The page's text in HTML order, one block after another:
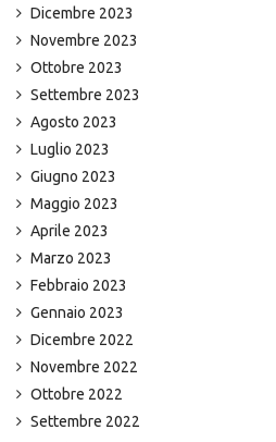
Dicembre 2023
Novembre 2023
Ottobre 2023
Settembre 2023
Agosto 2023
Luglio 2023
Giugno 2023
Maggio 2023
Aprile 2023
Marzo 2023
Febbraio 2023
Gennaio 2023
Dicembre 2022
Novembre 2022
Ottobre 2022
Settembre 2022